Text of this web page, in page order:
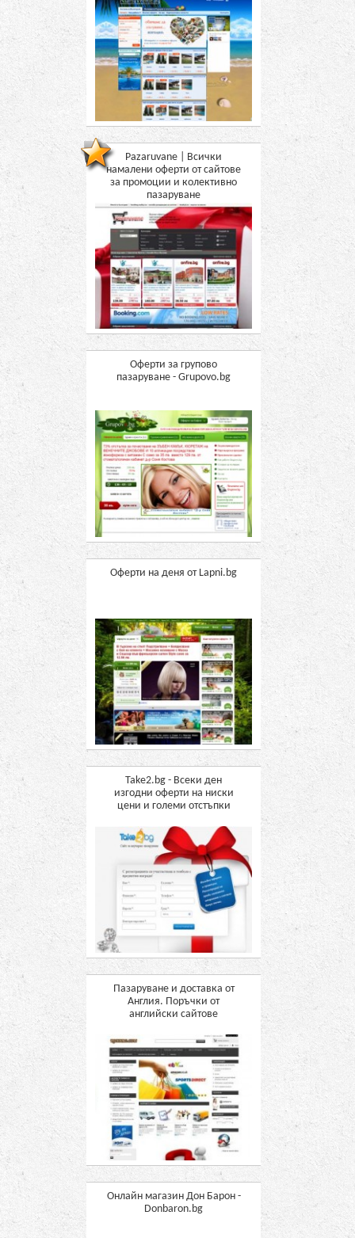
Pazaruvane | Всички
намалени оферти от сайтове
за промоции и колективно
пазаруване
Оферти за групово
пазаруване - Grupovo.bg
Оферти на деня от Lapni.bg
Take2.bg - Всеки ден
изгодни оферти на ниски
цени и големи отстъпки
Пазаруване и доставка от
Англия. Поръчки от
английски сайтове
Онлайн магазин Дон Барон -
Donbaron.bg